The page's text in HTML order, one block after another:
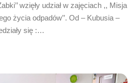
wzięły udział w zajęciach ,, Misja
życia odpadów’’. Od – Kubusia –
się :…